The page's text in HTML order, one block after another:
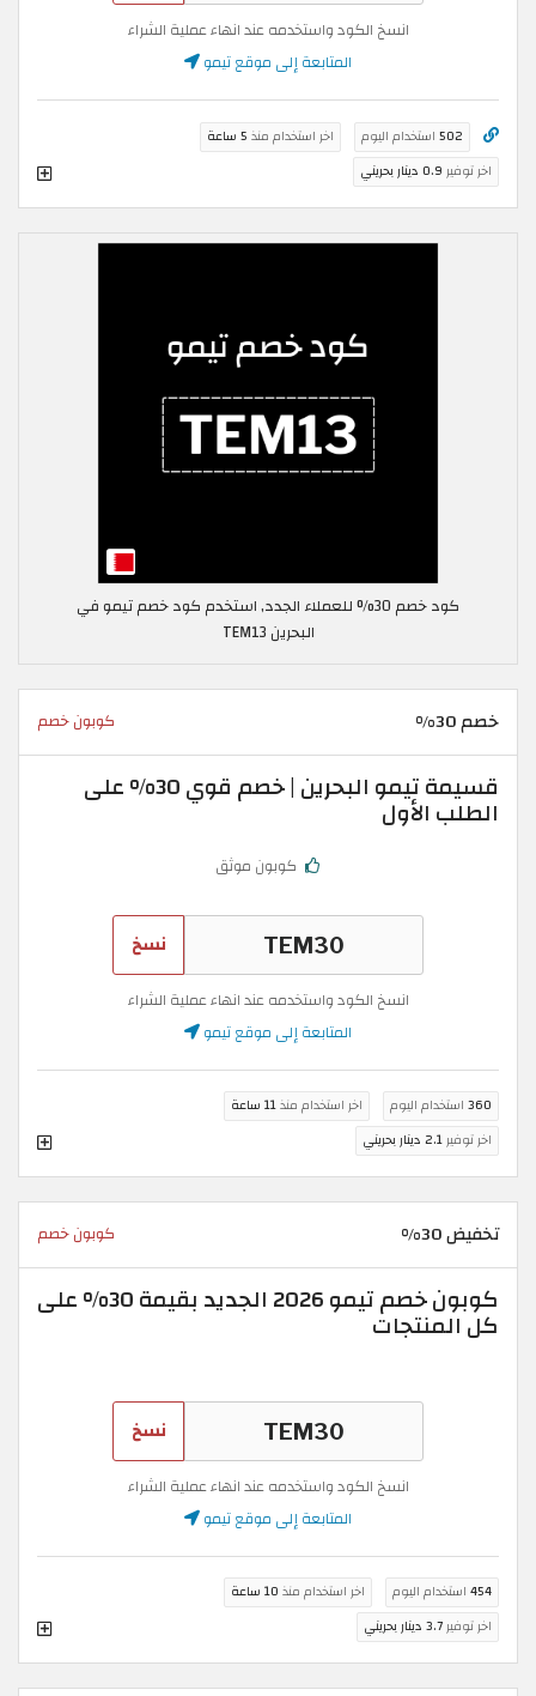
انسخ الكود واستخدمه عند انهاء عملية الشراء
المتابعة إلى موقع تيمو
502 استخدام اليوم اخر استخدام منذ 5 ساعة
اخر توفير 0.9 دينار بحريني
كود خصم 30% للعملاء الجدد, استخدم كود خصم تيمو في
البحرين TEM13
خصم 30% كوبون خصم
قسيمة تيمو البحرين | خصم قوي 30% على
الطلب الأول
كوبون موثق
نسخ
انسخ الكود واستخدمه عند انهاء عملية الشراء
المتابعة إلى موقع تيمو
360 استخدام اليوم اخر استخدام منذ11 ساعة
اخر توفير2.1 دينار بحريني
تخفيض 30% كوبون خصم
كوبون خصم تيمو 2026 الجديد بقيمة 30% على
كل المنتجات
نسخ
انسخ الكود واستخدمه عند انهاء عملية الشراء
المتابعة إلى موقع تيمو
454 استخدام اليوم اخر استخدام منذ 10 ساعة
اخر توفير3.7 دينار بحريني